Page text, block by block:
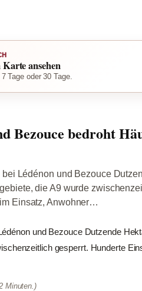
ansehen
Tage oder 30 Tage.
Bezouce bedroht
Lédénon und Bezouce
die A9 wurde
Einsatz, Anwohner…
und Bezouce Dutzende
gesperrt. Hunderte
Minuten.)